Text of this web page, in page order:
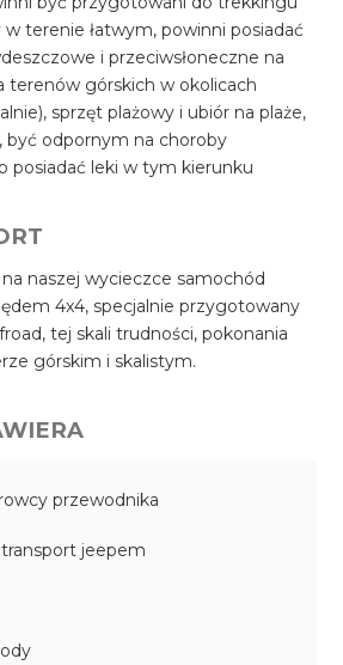
w terenie łatwym, powinni posiadać
i przeciwsłoneczne na
terenów górskich w okolicach
sprzęt plażowy i ubiór na plaże,
być odpornym na choroby
posiadać leki w tym kierunku
naszej wycieczce samochód
4x4, specjalnie przygotowany
tej skali trudności, pokonania
górskim i skalistym.
przewodnika
jeepem